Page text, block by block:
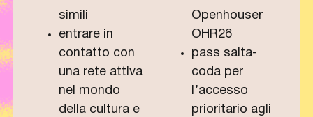
simili
entrare in
contatto con
una rete attiva
nel mondo
della cultura e
Openhouser
OHR26
pass salta-
coda per
l’accesso
prioritario agli